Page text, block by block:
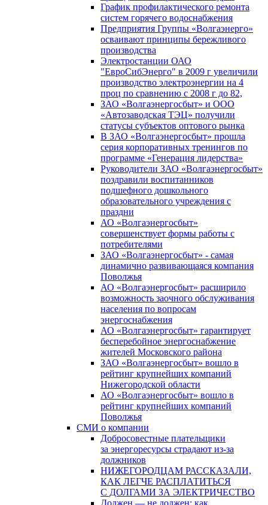
График профилактического ремонта
систем горячего водоснабжения
Предприятия Группы «Волгаэнерго»
осваивают принципы бережливого
производства
Электростанции ОАО
"ЕвроСибЭнерго" в 2009 г увеличили
производство электроэнергии на 4
проц по сравнению с 2008 г до 82,
ЗАО «Волгаэнергосбыт» и ООО
«Автозаводская ТЭЦ» получили
статусы субъектов оптового рынка
В ЗАО «Волгаэнергосбыт» прошла
серия корпоративных тренингов по
программе «Генерация лидерства»
Руководители ЗАО «Волгаэнергосбыт»
поздравили воспитанников
подшефного дошкольного
образовательного учреждения с
праздни
АО «Волгаэнергосбыт»
совершенствует формы работы с
потребителями
ЗАО «Волгаэнергосбыт» - самая
динамично развивающаяся компания
Поволжья
АО «Волгаэнергосбыт» расширило
возможность заочного обслуживания
населения по вопросам
энергоснабжения
АО «Волгаэнергосбыт» гарантирует
бесперебойное энергоснабжение
жителей Московского района
ЗАО «Волгаэнергосбыт» вошло в
рейтинг крупнейших компаний
Нижегородской области
АО «Волгаэнергосбыт» вошло в
рейтинг крупнейших компаний
Поволжья
СМИ о компании
Добросовестные плательщики
за энергоресурсы страдают из-за
должников
НИЖЕГОРОДЦАМ РАССКАЗАЛИ,
КАК ЛЕГЧЕ РАСПЛАТИТЬСЯ
С ДОЛГАМИ ЗА ЭЛЕКТРИЧЕСТВО